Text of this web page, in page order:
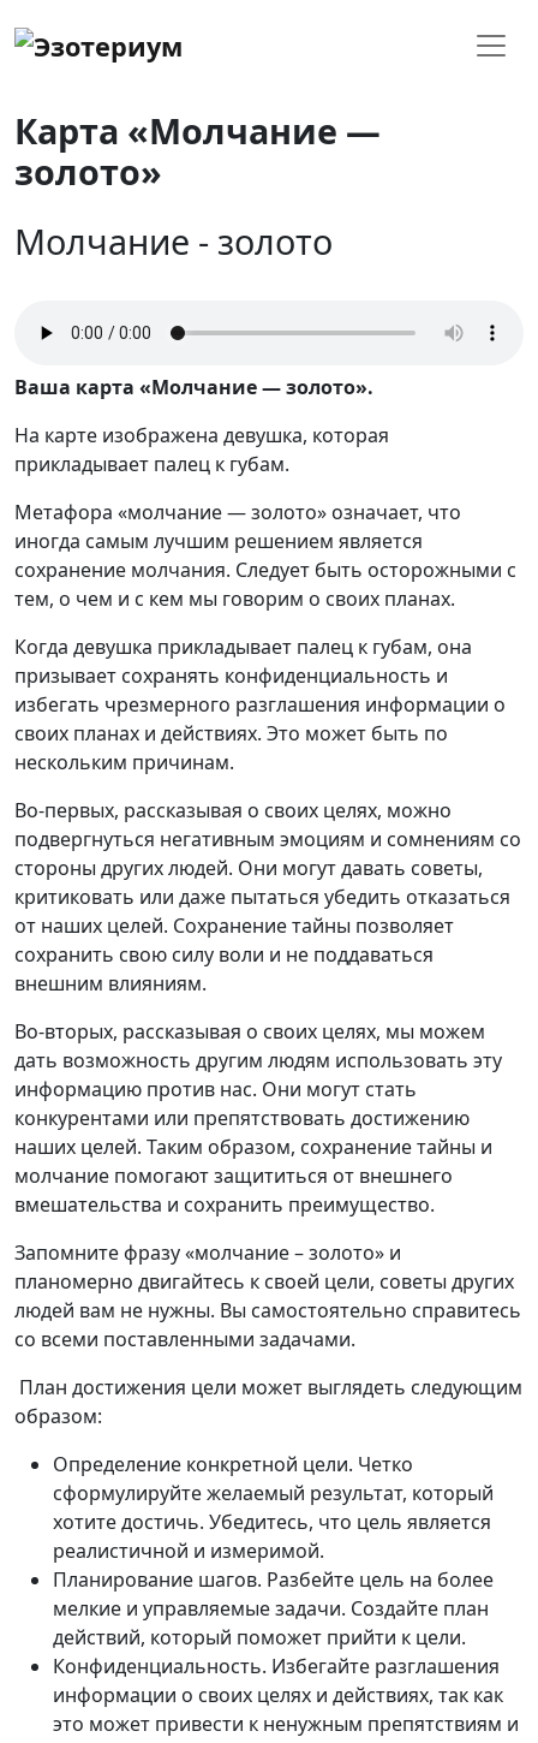
Карта «Молчание —
золото»
Молчание - золото
Ваша карта «Молчание — золото».
На карте изображена девушка, которая
прикладывает палец к губам.
Метафора «молчание — золото» означает, что
иногда самым лучшим решением является
сохранение молчания. Следует быть осторожными с
тем, о чем и с кем мы говорим о своих планах.
Когда девушка прикладывает палец к губам, она
призывает сохранять конфиденциальность и
избегать чрезмерного разглашения информации о
своих планах и действиях. Это может быть по
нескольким причинам.
Во-первых, рассказывая о своих целях, можно
подвергнуться негативным эмоциям и сомнениям со
стороны других людей. Они могут давать советы,
критиковать или даже пытаться убедить отказаться
от наших целей. Сохранение тайны позволяет
сохранить свою силу воли и не поддаваться
внешним влияниям.
Во-вторых, рассказывая о своих целях, мы можем
дать возможность другим людям использовать эту
информацию против нас. Они могут стать
конкурентами или препятствовать достижению
наших целей. Таким образом, сохранение тайны и
молчание помогают защититься от внешнего
вмешательства и сохранить преимущество.
Запомните фразу «молчание – золото» и
планомерно двигайтесь к своей цели, советы других
людей вам не нужны. Вы самостоятельно справитесь
со всеми поставленными задачами.
План достижения цели может выглядеть следующим
образом:
Определение конкретной цели. Четко
сформулируйте желаемый результат, который
хотите достичь. Убедитесь, что цель является
реалистичной и измеримой.
Планирование шагов. Разбейте цель на более
мелкие и управляемые задачи. Создайте план
действий, который поможет прийти к цели.
Конфиденциальность. Избегайте разглашения
информации о своих целях и действиях, так как
это может привести к ненужным препятствиям и